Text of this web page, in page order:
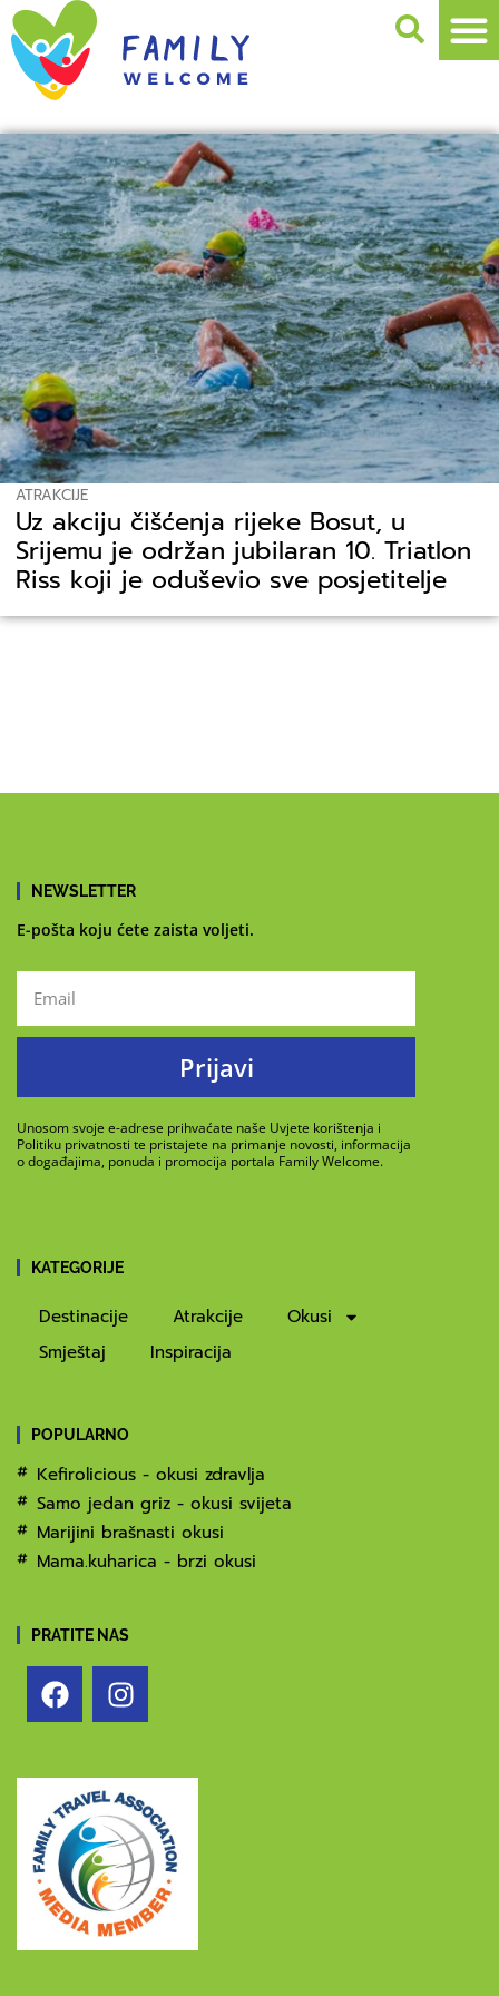
ATRAKCIJE
Uz akciju čišćenja rijeke Bosut, u
Srijemu je održan jubilaran 10. Triatlon
Riss koji je oduševio sve posjetitelje
NEWSLETTER
E-pošta koju ćete zaista voljeti.
Prijavi
Unosom svoje e-adrese prihvaćate naše Uvjete korištenja i
Politiku privatnosti te pristajete na primanje novosti, informacija
o događajima, ponuda i promocija portala Family Welcome.
KATEGORIJE
Destinacije Atrakcije
Okusi
Smještaj
Inspiracija
POPULARNO
Kefirolicious - okusi zdravlja
Samo jedan griz - okusi svijeta
Marijini brašnasti okusi
Mama.kuharica - brzi okusi
PRATITE NAS